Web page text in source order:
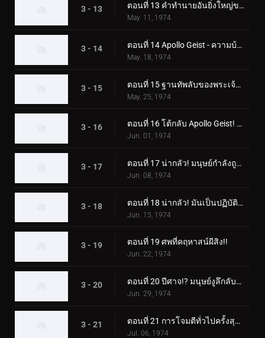
3 - 13 ตอนที่ 13 คำทำนายอันยิ่งใหญ่ของ GOD Radamus!
May. 11, 1974
3 - 14 ตอนที่ 14 Apollo Geist - ความบ้าคลั่งของนรกแมลง
May. 18, 1974
3 - 15 ตอนที่ 15 ฐานทัพลับของพระเจ้า! เอ็กซ์ไรเดอร์แอบเข้ามา!!
May. 25, 1974
3 - 16 ตอนที่ 16 โต้กลับ Apollo Geist! เอ็กซ์ไรเดอร์ตกอยู่ในอันตราย!!
Jun. 01, 1974
3 - 17 ตอนที่ 17 น่ากลัว! มนุษย์กำลังถูกสร้างเป็นหนังสือ!!
Jun. 08, 1974
3 - 18 ตอนที่ 18 น่ากลัว! มันเป็นปฏิบัติการปลอมตัวแมวของพระเจ้า!!
Jun. 15, 1974
3 - 19 ตอนที่ 19 ศพที่คฤหาสน์ผีสิง!!
Jun. 22, 1974
3 - 20 ตอนที่ 20 ปีศาจ!? มนุษย์งูลึกลับปรากฏตัว!!
Jun. 29, 1974
3 - 21 ตอนที่ 21 การโจมตีทั่วไปครั้งสุดท้ายของ Apollo Geist!!
Jul. 06, 1974